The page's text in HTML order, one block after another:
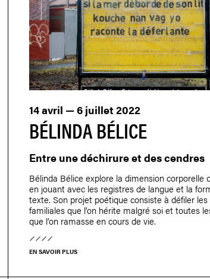
BÉLINDA BÉLICE
14 avril — 6 juillet 2022
Entre une déchirure et des cendres
Bélinda Bélice explore la dimension corporelle
en jouant avec les registres de langue et la
texte. Son projet poétique consiste à défiler
familiales que l’on hérite malgré soi et toutes
que l’on ramasse en cours de vie.
EN SAVOIR PLUS